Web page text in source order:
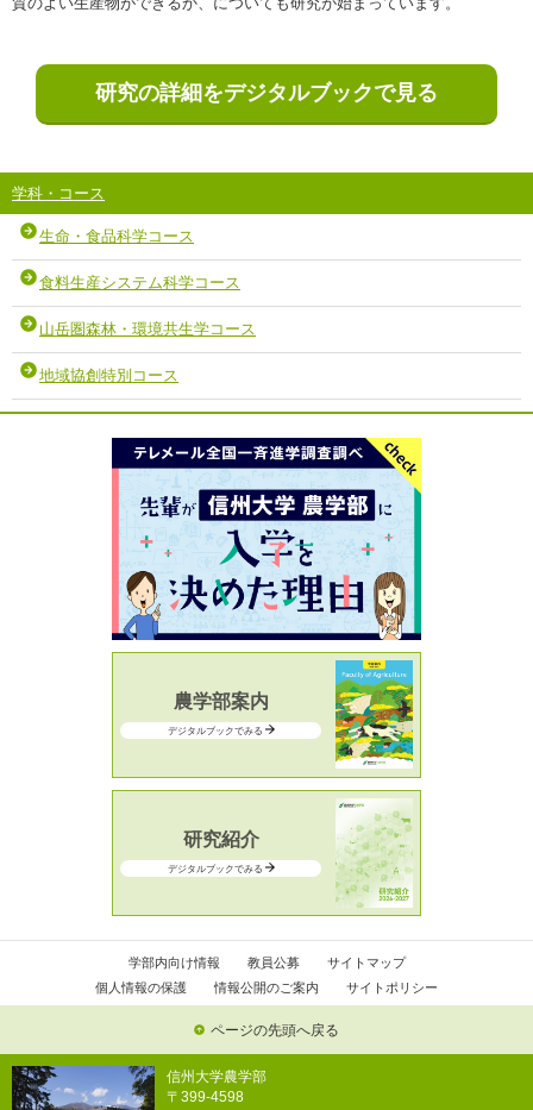
研究の詳細をデジタルブックで見る
学科・コース
生命・食品科学コース
食料生産システム科学コース
山岳圏森林・環境共生学コース
地域協創特別コース
農学部案内
デジタルブックでみる
研究紹介
デジタルブックでみる
学部内向け情報 教員公募
サイトマップ
個人情報の保護
情報公開のご案内 サイトポリシー
ページの先頭へ戻る
信州大学農学部
〒399-4598